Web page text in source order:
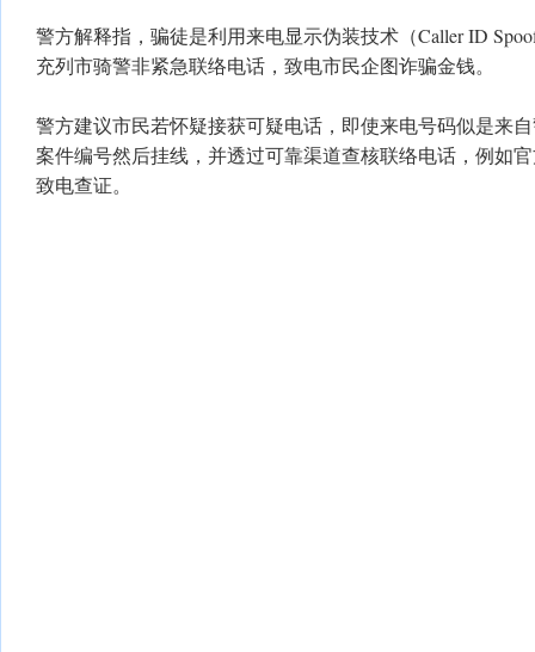
警方解释指，骗徒是利用来电显示伪装技术（Caller ID
充列市骑警非紧急联络电话，致电市民企图诈骗金钱。
警方建议市民若怀疑接获可疑电话，即使来电号码似是来
案件编号然后挂线，并透过可靠渠道查核联络电话，例如
致电查证。